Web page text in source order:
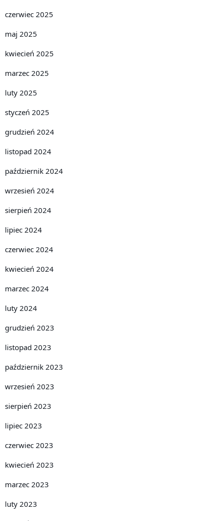
czerwiec 2025
maj 2025
kwiecień 2025
marzec 2025
luty 2025
styczeń 2025
grudzień 2024
listopad 2024
październik 2024
wrzesień 2024
sierpień 2024
lipiec 2024
czerwiec 2024
kwiecień 2024
marzec 2024
luty 2024
grudzień 2023
listopad 2023
październik 2023
wrzesień 2023
sierpień 2023
lipiec 2023
czerwiec 2023
kwiecień 2023
marzec 2023
luty 2023